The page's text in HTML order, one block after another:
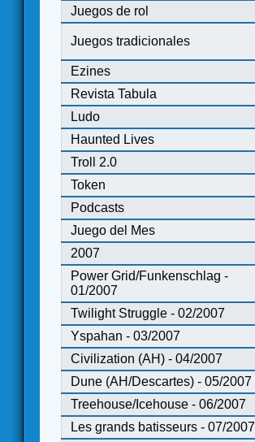
Juegos de rol
Juegos tradicionales
Ezines
Revista Tabula
Ludo
Haunted Lives
Troll 2.0
Token
Podcasts
Juego del Mes
2007
Power Grid/Funkenschlag -
01/2007
Twilight Struggle - 02/2007
Yspahan - 03/2007
Civilization (AH) - 04/2007
Dune (AH/Descartes) - 05/2007
Treehouse/Icehouse - 06/2007
Les grands batisseurs - 07/2007